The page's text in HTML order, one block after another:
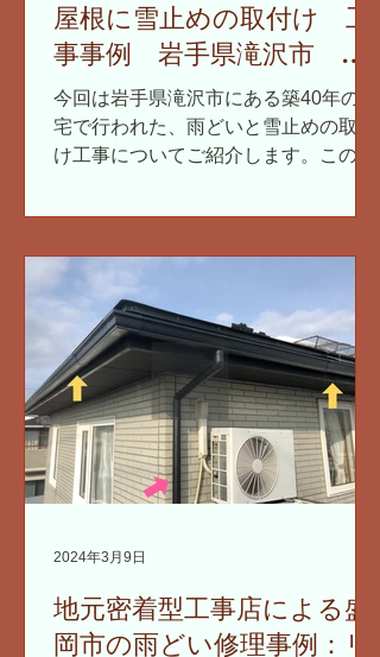
屋根に雪止めの取付け 工
事事例 岩手県滝沢市 急
勾配屋根
今回は岩手県滝沢市にある築40年の住
宅で行われた、雨どいと雪止めの取付
け工事についてご紹介します。この家
そこに新しい雨どいと雪止めを設置す
地元密着型工事店による盛
岡市の雨どい修理事例：リ
2024年3月9日